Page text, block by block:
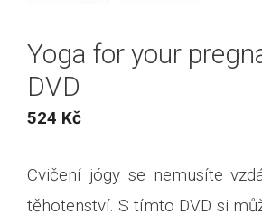
Yoga for your
DVD
524 Kč
Cvičení jógy se nemusíte
těhotenství. S tímto DVD si